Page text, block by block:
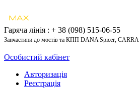
Гаряча лінія : + 38 (098) 515-06-55
Запчастини до мостів та КПП DANA Spicer,
Особистий кабінет
Авторизація
Реєстрація